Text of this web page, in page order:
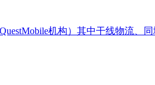
机构）其中干线物流、